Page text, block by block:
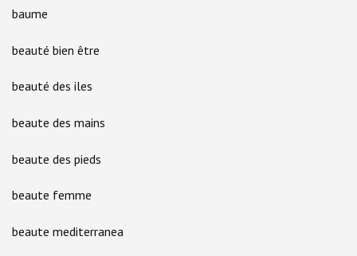
baume
beauté bien être
beauté des iles
beaute des mains
beaute des pieds
beaute femme
beaute mediterranea